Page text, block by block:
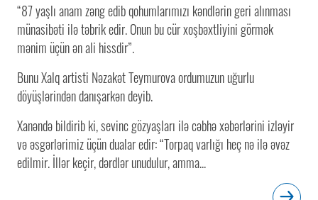
“87 yaşlı anam zəng edib qohumlarımızı kəndlərin geri alınması
münasibəti ilə təbrik edir. Onun bu cür xoşbəxtliyini görmək
mənim üçün ən ali hissdir”.
Bunu Xalq artisti Nəzakət Teymurova ordumuzun uğurlu
döyüşlərindən danışarkən deyib.
Xanəndə bildirib ki, sevinc gözyaşları ilə cəbhə xəbərlərini izləyir
və əsgərlərimiz üçün dualar edir: “Torpaq varlığı heç nə ilə əvəz
edilmir. İllər keçir, dərdlər unudulur, amma...